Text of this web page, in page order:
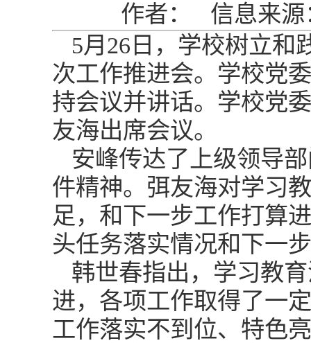
作者： 信息来
5月26日，学校树立和
次工作推进会。学校党
持会议并讲话。学校党
友海出席会议。
安峰传达了上级领导
件精神。弭友海对学习
足，和下一步工作打算
头任务落实情况和下一
韩世春指出，学习教
进，各项工作取得了一
工作落实不到位、特色